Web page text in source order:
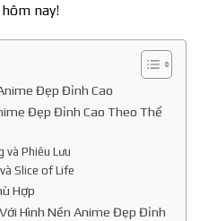
nay!
Đẹp Đỉnh Cao
Đẹp Đỉnh Cao Theo Thể
và Phiêu Lưu
Slice of Life
Hợp
Hình Nền Anime Đẹp Đỉnh